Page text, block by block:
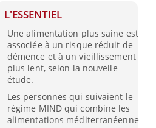
L'ESSENTIEL
Une alimentation plus saine est
associée à un risque réduit de
démence et à un vieillissement
plus lent, selon la nouvelle
étude.
Les personnes qui suivaient le
régime MIND qui combine les
alimentations méditerranéenne